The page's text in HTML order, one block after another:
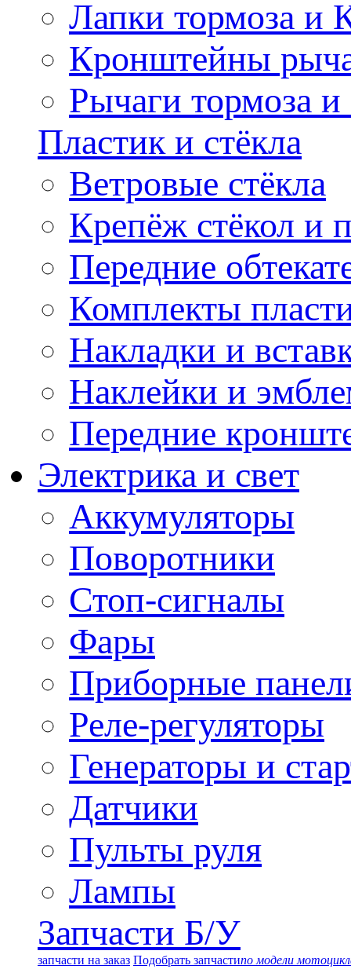
Лапки тормоза и
Кронштейны
Рычаги тормоза и
Пластик и стёкла
Ветровые стёкла
Крепёж стёкол и
Передние
Комплекты
Накладки и
Наклейки и
Передние
Электрика и свет
Аккумуляторы
Поворотники
Стоп-сигналы
Фары
Приборные
Реле-регуляторы
Генераторы и
Датчики
Пульты руля
Лампы
Запчасти Б/У
запчасти на заказ Подобрать запчастипо модели